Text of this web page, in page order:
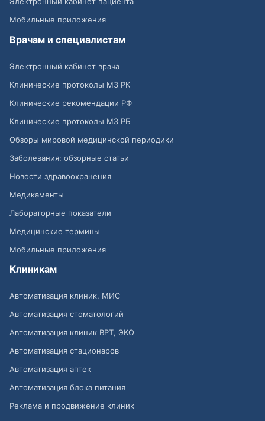
Мобильные приложения
Врачам и специалистам
Электронный кабинет врача
Клинические протоколы МЗ РК
Клинические рекомендации РФ
Клинические протоколы МЗ РБ
Обзоры мировой медицинской периодики
Заболевания: обзорные статьи
Новости здравоохранения
Медикаменты
Лабораторные показатели
Медицинские термины
Мобильные приложения
Клиникам
Автоматизация клиник, МИС
Автоматизация стоматологий
Автоматизация клиник ВРТ, ЭКО
Автоматизация стационаров
Автоматизация аптек
Автоматизация блока питания
Реклама и продвижение клиник